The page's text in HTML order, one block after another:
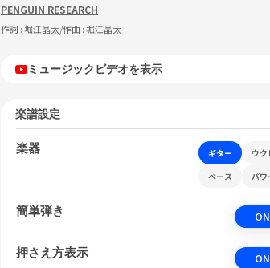
PENGUIN RESEARCH
作詞 :堀江晶太/作曲 :堀江晶太
ミュージックビデオを表示
楽譜設定
楽器 ギター ウク
ベース
パワ
簡単弾き ON
押さえ方表示 ON